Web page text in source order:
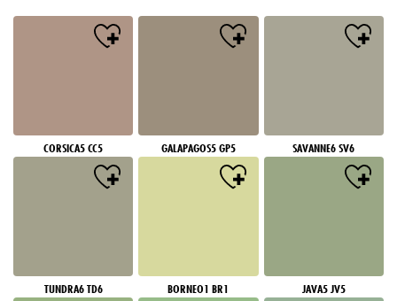
CORSICA5 CC5 GALAPAGOS5 GP5 SAVANNE6 SV6
TUNDRA6 TD6 BORNEO1 BR1 JAVA5 JV5